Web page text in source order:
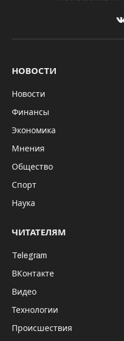
Установлено, что в
девушка
текстовые
негативные оценки
принадлежности к
Постановлением
правонарушения,
ст.20.3.1 КоАП РФ. Ей
виде
пять тысяч рублей.